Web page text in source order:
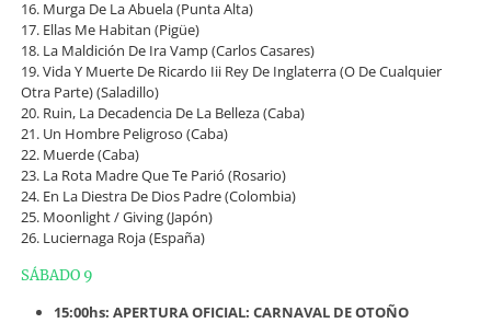
16. Murga De La Abuela (Punta Alta)
17. Ellas Me Habitan (Pigüe)
18. La Maldición De Ira Vamp (Carlos Casares)
19. Vida Y Muerte De Ricardo Iii Rey De Inglaterra (O De Cualquier
Otra Parte) (Saladillo)
20. Ruin, La Decadencia De La Belleza (Caba)
21. Un Hombre Peligroso (Caba)
22. Muerde (Caba)
23. La Rota Madre Que Te Parió (Rosario)
24. En La Diestra De Dios Padre (Colombia)
25. Moonlight / Giving (Japón)
26. Luciernaga Roja (España)
SÁBADO 9
15:00hs: APERTURA OFICIAL: CARNAVAL DE OTOÑO